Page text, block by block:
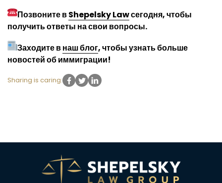
Позвоните вShepelsky Lawсегодня, чтобы
получить ответы на свои вопросы.
Заходите внаш блог, чтобы узнать больше
новостей об иммиграции!
Sharing is caring: